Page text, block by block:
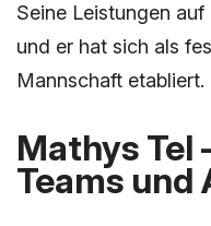
Seine Leistungen
und er hat sich als
Mannschaft etabliert.
Mathys Tel
Teams und